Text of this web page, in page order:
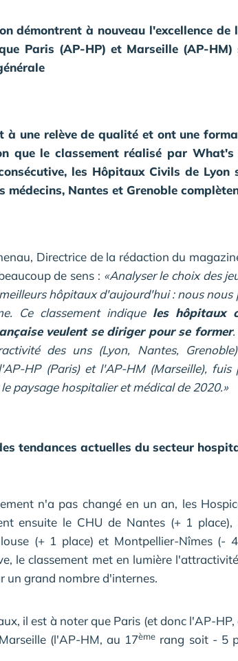
démontrent à nouveau l'excellence de
Paris (AP-HP) et Marseille (AP-HM)
une relève de qualité et ont une
que le classement réalisé par What's
les Hôpitaux Civils de Lyon
médecins, Nantes et Grenoble
Directrice de la rédaction du
de sens : «Analyser le choix des
hôpitaux d'aujourd'hui : nous nous
Ce classement indique les hôpitaux
veulent se diriger pour se former.
des uns (Lyon, Nantes,
HP (Paris) et l'AP-HM (Marseille), fuis
paysage hospitalier et médical de 2020.»
tendances actuelles du secteur
n'a pas changé en un an, les
ensuite le CHU de Nantes (+ 1 place),
(+ 1 place) et Montpellier-Nîmes (-
le classement met en lumière
un grand nombre d'internes.
il est à noter que Paris (et donc l'AP-
(l'AP-HM, au 17ème rang soit - 5